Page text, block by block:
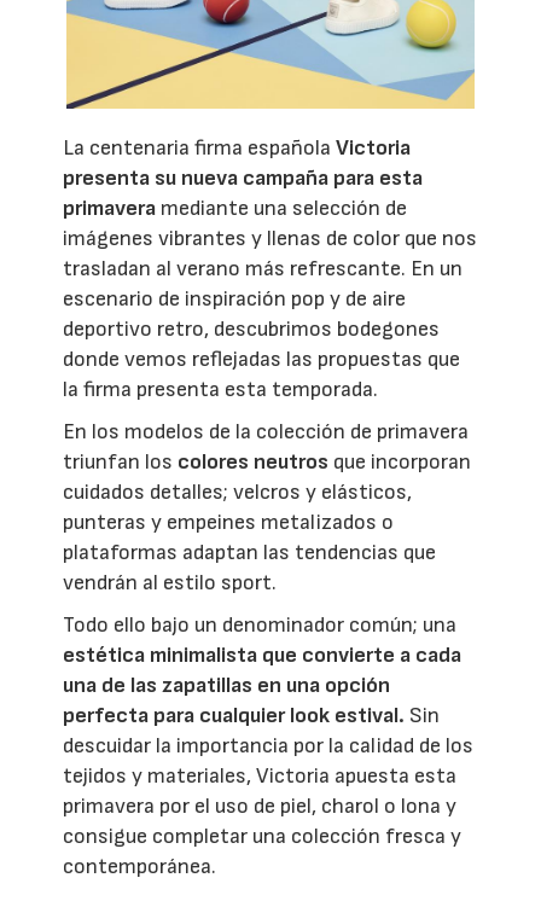
La centenaria firma española Victoria
presenta su nueva campaña para esta
primavera mediante una selección de
imágenes vibrantes y llenas de color que nos
trasladan al verano más refrescante. En un
escenario de inspiración pop y de aire
deportivo retro, descubrimos bodegones
donde vemos reflejadas las propuestas que
la firma presenta esta temporada.
En los modelos de la colección de primavera
triunfan los colores neutros que incorporan
cuidados detalles; velcros y elásticos,
punteras y empeines metalizados o
plataformas adaptan las tendencias que
vendrán al estilo sport.
Todo ello bajo un denominador común; una
estética minimalista que convierte a cada
una de las zapatillas en una opción
perfecta para cualquier look estival. Sin
descuidar la importancia por la calidad de los
tejidos y materiales, Victoria apuesta esta
primavera por el uso de piel, charol o lona y
consigue completar una colección fresca y
contemporánea.